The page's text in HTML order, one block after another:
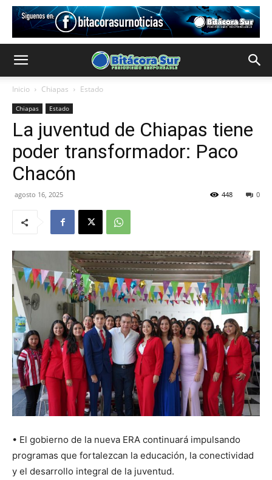
Inicio Chiapas Estado
Chiapas Estado
La juventud de Chiapas tiene
poder transformador: Paco
Chacón
agosto 16, 2025 0
448
•⁠ ⁠El gobierno de la nueva ERA continuará impulsando
programas que fortalezcan la educación, la conectividad
y el desarrollo integral de la juventud.